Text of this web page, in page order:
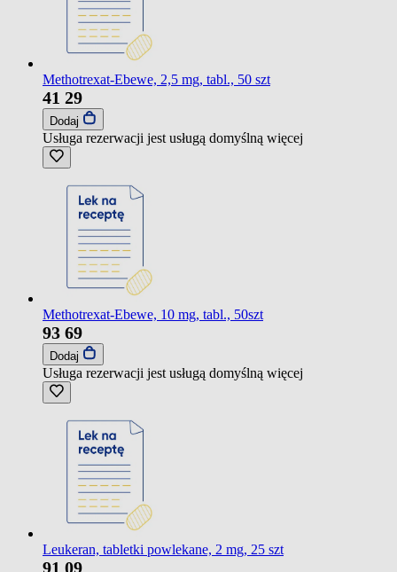
Methotrexat-Ebewe, 2,5 mg, tabl., 50 szt
41 29
Dodaj
Usługa rezerwacji jest usługą domyślną więcej
Methotrexat-Ebewe, 10 mg, tabl., 50szt
93 69
Dodaj
Usługa rezerwacji jest usługą domyślną więcej
Leukeran, tabletki powlekane, 2 mg, 25 szt
91 09